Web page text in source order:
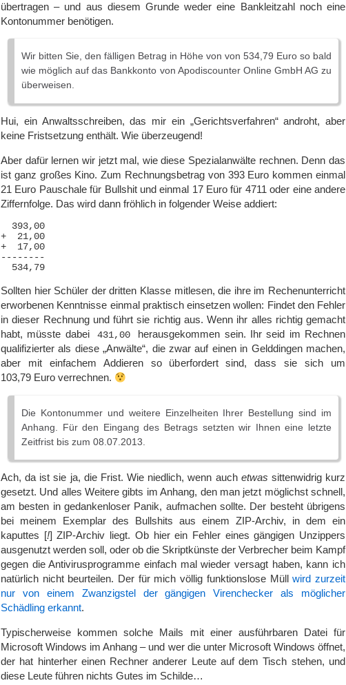
übertragen – und aus diesem Grunde weder eine Bankleitzahl noch eine
Kontonummer benötigen.
Wir bitten Sie, den fälligen Betrag in Höhe von von 534,79 Euro so bald
wie möglich auf das Bankkonto von Apodiscounter Online GmbH AG zu
überweisen.
Hui, ein Anwaltsschreiben, das mir ein „Gerichtsverfahren“ androht, aber
keine Fristsetzung enthält. Wie überzeugend!
Aber dafür lernen wir jetzt mal, wie diese Spezialanwälte rechnen. Denn das
ist ganz großes Kino. Zum Rechnungsbetrag von 393 Euro kommen einmal
21 Euro Pauschale für Bullshit und einmal 17 Euro für 4711 oder eine andere
Ziffernfolge. Das wird dann fröhlich in folgender Weise addiert:
  393,00
+  21,00
+  17,00
--------
  534,79
Sollten hier Schüler der dritten Klasse mitlesen, die ihre im Rechenunterricht
erworbenen Kenntnisse einmal praktisch einsetzen wollen: Findet den Fehler
in dieser Rechnung und führt sie richtig aus. Wenn ihr alles richtig gemacht
habt, müsste dabei
431,00
herausgekommen sein. Ihr seid im Rechnen
qualifizierter als diese „Anwälte“, die zwar auf einen in Gelddingen machen,
aber mit einfachem Addieren so überfordert sind, dass sie sich um
103,79 Euro verrechnen.
Die Kontonummer und weitere Einzelheiten Ihrer Bestellung sind im
Anhang. Für den Eingang des Betrags setzten wir Ihnen eine letzte
Zeitfrist bis zum 08.07.2013.
Ach, da ist sie ja, die Frist. Wie niedlich, wenn auch etwas sittenwidrig kurz
gesetzt. Und alles Weitere gibts im Anhang, den man jetzt möglichst schnell,
am besten in gedankenloser Panik, aufmachen sollte. Der besteht übrigens
bei meinem Exemplar des Bullshits aus einem ZIP-Archiv, in dem ein
kaputtes [!] ZIP-Archiv liegt. Ob hier ein Fehler eines gängigen Unzippers
ausgenutzt werden soll, oder ob die Skriptkünste der Verbrecher beim Kampf
gegen die Antivirusprogramme einfach mal wieder versagt haben, kann ich
natürlich nicht beurteilen. Der für mich völlig funktionslose Müllwird zurzeit
nur von einem Zwanzigstel der gängigen Virenchecker als möglicher
Schädling erkannt.
Typischerweise kommen solche Mails mit einer ausführbaren Datei für
Microsoft Windows im Anhang – und wer die unter Microsoft Windows öffnet,
der hat hinterher einen Rechner anderer Leute auf dem Tisch stehen, und
diese Leute führen nichts Gutes im Schilde…